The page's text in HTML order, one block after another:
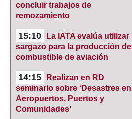
concluir trabajos de
remozamiento
15:10
La IATA evalúa utilizar
sargazo para la producción de
combustible de aviación
14:15
Realizan en RD
seminario sobre ‘Desastres en
Aeropuertos, Puertos y
Comunidades’